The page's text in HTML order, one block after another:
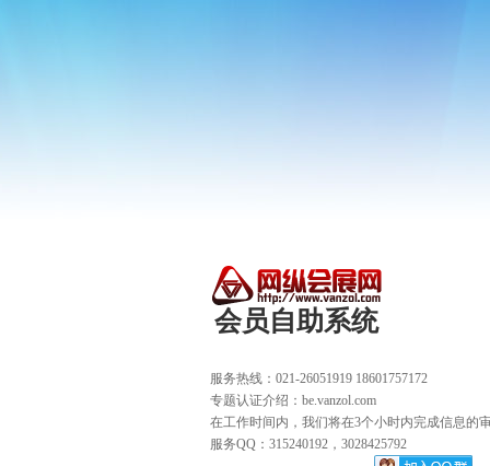
会员自助系统
服务热线：021-26051919 18601757172
专题认证介绍：be.vanzol.com
在工作时间内，我们将在3个小时内完成信息的
服务QQ：315240192，3028425792